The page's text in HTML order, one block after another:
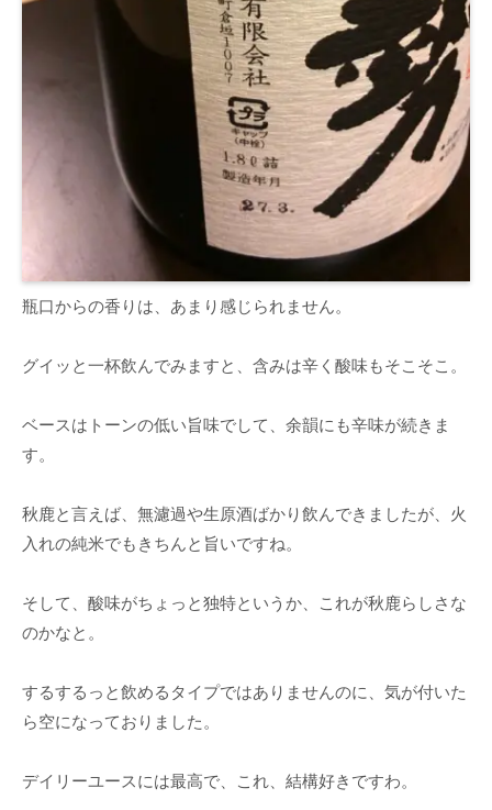
瓶口からの香りは、あまり感じられません。
グイッと一杯飲んでみますと、含みは辛く酸味もそこそこ。
ベースはトーンの低い旨味でして、余韻にも辛味が続きま
す。
秋鹿と言えば、無濾過や生原酒ばかり飲んできましたが、火
入れの純米でもきちんと旨いですね。
そして、酸味がちょっと独特というか、これが秋鹿らしさな
のかなと。
するするっと飲めるタイプではありませんのに、気が付いた
ら空になっておりました。
デイリーユースには最高で、これ、結構好きですわ。